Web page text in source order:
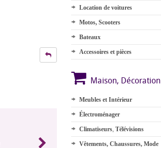
Location de voitures
Motos, Scooters
Bateaux
Accessoires et pièces
Maison, Décoration
Meubles et Intérieur
Électroménager
Climatiseurs, Télévisions
Vêtements, Chaussures, Mode